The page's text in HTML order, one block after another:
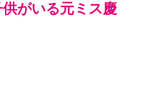
がいる元ミス慶